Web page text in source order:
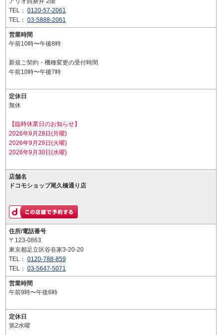
TEL： 0120-57-2061
TEL： 03-5888-2061
営業時間
午前10時〜午後8時
新規ご契約・機種変更の受付時間
午前10時〜午後7時
定休日
無休
【臨時休業日のお知らせ】
2026年9月28日(月曜)
2026年9月29日(火曜)
2026年9月30日(水曜)
店舗名
ドコモショップ尾久橋通り店
住所/電話番号
〒123-0863
東京都足立区谷在家3-20-20
TEL： 0120-788-859
TEL： 03-5647-5071
営業時間
午前9時〜午後6時
定休日
第2水曜